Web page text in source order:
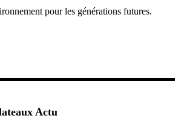
pour les générations futures.
Actu